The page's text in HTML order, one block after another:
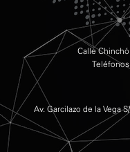
Calle
Av. Garcilazo de la Vega